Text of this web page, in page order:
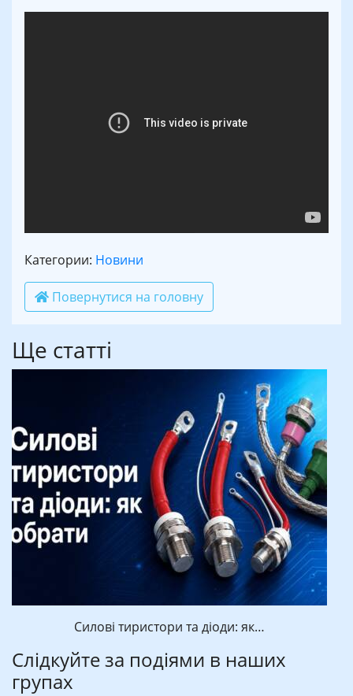
Категории: Новини
Повернутися на головну
Ще статті
Силові тиристори та діоди: як…
Слідкуйте за подіями в наших
групах